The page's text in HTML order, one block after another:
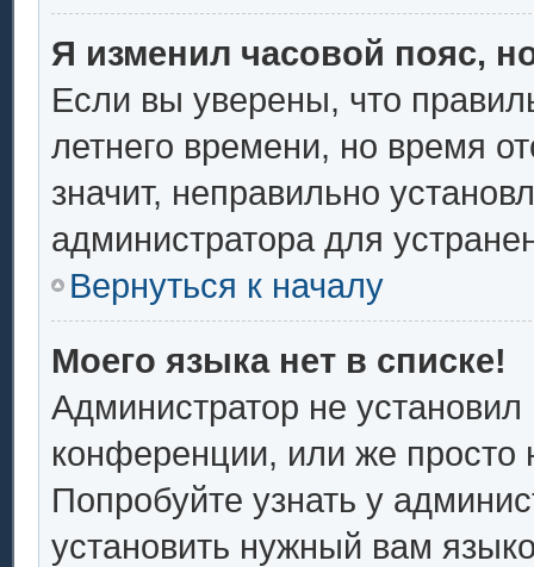
Я изменил часовой пояс,
Если вы уверены, что
летнего времени, но время
значит, неправильно
администратора для
Вернуться к началу
Моего языка нет в списке!
Администратор не
конференции, или же просто
Попробуйте узнать у
установить нужный вам